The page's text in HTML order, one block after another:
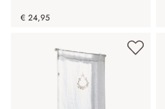
€ 24,95